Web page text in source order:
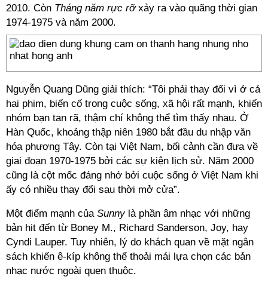
2010. Còn Tháng năm rực rỡxảy ra vào quãng thời gian
1974-1975 và năm 2000.
Nguyễn Quang Dũng giải thích: “Tôi phải thay đổi vì ở cả
hai phim, biến cố trong cuộc sống, xã hội rất mạnh, khiến
nhóm bạn tan rã, thậm chí không thể tìm thấy nhau. Ở
Hàn Quốc, khoảng thập niên 1980 bắt đầu du nhập văn
hóa phương Tây. Còn tại Việt Nam, bối cảnh cần đưa về
giai đoạn 1970-1975 bởi các sự kiện lịch sử. Năm 2000
cũng là cột mốc đáng nhớ bởi cuộc sống ở Việt Nam khi
ấy có nhiều thay đổi sau thời mở cửa”.
Một điểm mạnh của Sunny là phần âm nhạc với những
bản hit đến từ Boney M., Richard Sanderson, Joy, hay
Cyndi Lauper. Tuy nhiên, lý do khách quan về mặt ngân
sách khiến ê-kíp không thể thoải mái lựa chọn các bản
nhạc nước ngoài quen thuộc.